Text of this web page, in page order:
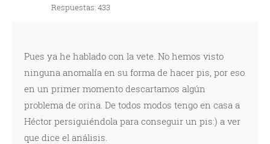
Respuestas: 433
Pues ya he hablado con la vete. No hemos visto
ninguna anomalía en su forma de hacer pis, por eso
en un primer momento descartamos algún
problema de orina. De todos modos tengo en casa a
Héctor persiguiéndola para conseguir un pis:) a ver
que dice el análisis.